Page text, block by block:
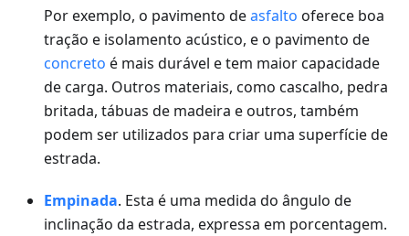
Por exemplo, o pavimento deasfalto oferece boa
tração e isolamento acústico, e o pavimento de
concreto é mais durável e tem maior capacidade
de carga. Outros materiais, como cascalho, pedra
britada, tábuas de madeira e outros, também
podem ser utilizados para criar uma superfície de
estrada.
Empinada. Esta é uma medida do ângulo de
inclinação da estrada, expressa em porcentagem.